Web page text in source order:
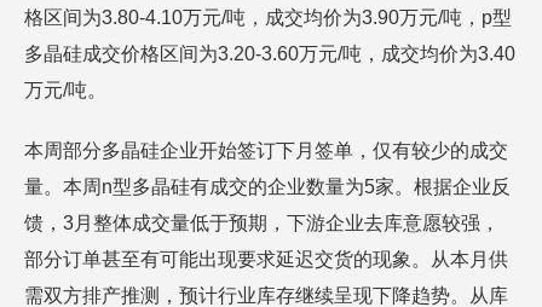
格区间为3.80-4.10万元/吨，成交均价为3.90万元/吨，p型
多晶硅成交价格区间为3.20-3.60万元/吨，成交均价为3.40
万元/吨。
本周部分多晶硅企业开始签订下月签单，仅有较少的成交
量。本周n型多晶硅有成交的企业数量为5家。根据企业反
馈，3月整体成交量低于预期，下游企业去库意愿较强，
部分订单甚至有可能出现要求延迟交货的现象。从本月供
需双方排产推测，预计行业库存继续呈现下降趋势。从库